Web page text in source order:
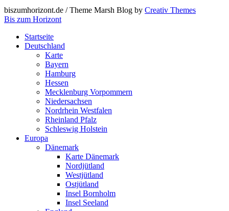
biszumhorizont.de / Theme Marsh Blog by Creativ Themes
Bis zum Horizont
Startseite
Deutschland
Karte
Bayern
Hamburg
Hessen
Mecklenburg Vorpommern
Niedersachsen
Nordrhein Westfalen
Rheinland Pfalz
Schleswig Holstein
Europa
Dänemark
Karte Dänemark
Nordjütland
Westjütland
Ostjütland
Insel Bornholm
Insel Seeland